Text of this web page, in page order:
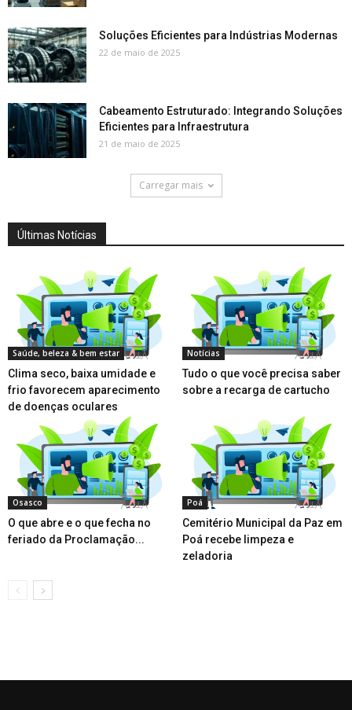
Soluções Eficientes para Indústrias Modernas
22 de maio de 2025
Cabeamento Estruturado: Integrando Soluções
Eficientes para Infraestrutura
21 de maio de 2025
Carregar mais
Últimas Notícias
Saúde, beleza & bem estar
Clima seco, baixa umidade e
frio favorecem aparecimento
de doenças oculares
Notícias
Tudo o que você precisa saber
sobre a recarga de cartucho
Osasco
O que abre e o que fecha no
feriado da Proclamação...
Poá
Cemitério Municipal da Paz em
Poá recebe limpeza e
zeladoria